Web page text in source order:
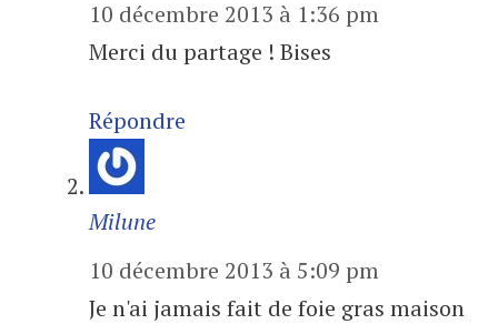
10 décembre 2013 à 1:36 pm
Merci du partage ! Bises
Répondre
Milune
10 décembre 2013 à 5:09 pm
Je n'ai jamais fait de foie gras maison